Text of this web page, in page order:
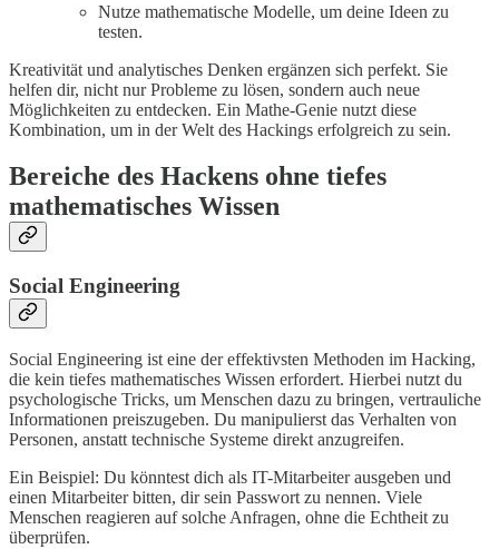
Nutze mathematische Modelle, um deine Ideen zu
testen.
Kreativität und analytisches Denken ergänzen sich perfekt. Sie
helfen dir, nicht nur Probleme zu lösen, sondern auch neue
Möglichkeiten zu entdecken. Ein Mathe-Genie nutzt diese
Kombination, um in der Welt des Hackings erfolgreich zu sein.
Bereiche des Hackens ohne tiefes
mathematisches Wissen
Social Engineering
Social Engineering ist eine der effektivsten Methoden im Hacking,
die kein tiefes mathematisches Wissen erfordert. Hierbei nutzt du
psychologische Tricks, um Menschen dazu zu bringen, vertrauliche
Informationen preiszugeben. Du manipulierst das Verhalten von
Personen, anstatt technische Systeme direkt anzugreifen.
Ein Beispiel: Du könntest dich als IT-Mitarbeiter ausgeben und
einen Mitarbeiter bitten, dir sein Passwort zu nennen. Viele
Menschen reagieren auf solche Anfragen, ohne die Echtheit zu
überprüfen.